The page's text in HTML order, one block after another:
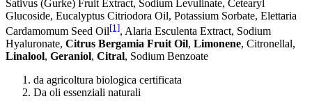
Sativus (Gurke) Fruit Extract, Sodium Levulinate, Cetearyl
Glucoside, Eucalyptus Citriodora Oil, Potassium Sorbate, Elettaria
Cardamomum Seed Oil[1], Alaria Esculenta Extract, Sodium
Hyaluronate, Citrus Bergamia Fruit Oil, Limonene, Citronellal,
Linalool, Geraniol, Citral, Sodium Benzoate
da agricoltura biologica certificata
Da oli essenziali naturali